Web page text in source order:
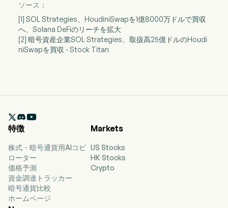
ソース：
[1] SOL Strategies、HoudiniSwapを1億8000万ドルで買収
へ、Solana DeFiのリーチを拡大
[2] 暗号資産企業SOL Strategies、取扱高25億ドルのHoudi
niSwapを買収 - Stock Titan

特徴
株式・暗号通貨用AIコピ
ローター
価格予測
資金調達トラッカー
暗号通貨比較
ホームページ
Markets
US Stocks
HK Stocks
Crypto